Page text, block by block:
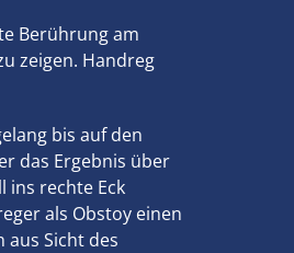
Berührung am
zeigen. Handreg
bis auf den
das Ergebnis über
ins rechte Eck
als Obstoy einen
Sicht des